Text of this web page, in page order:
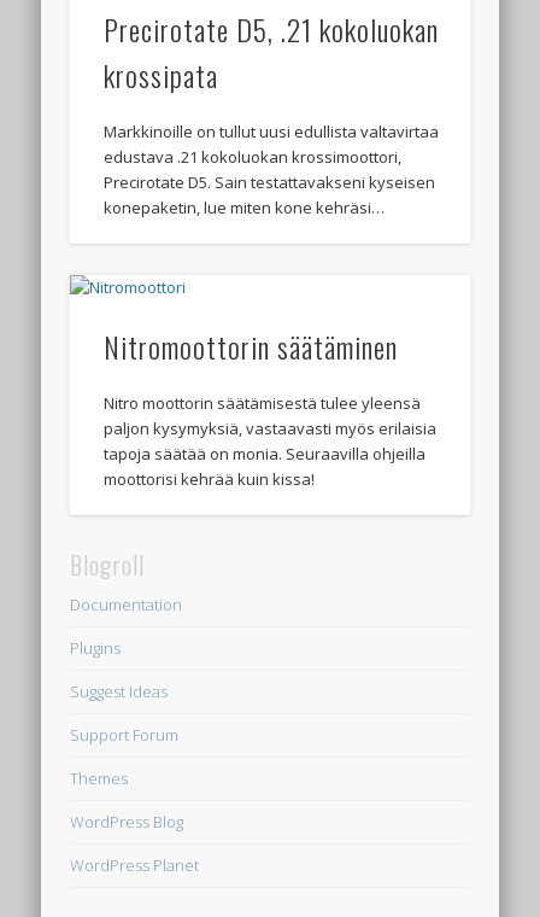
Precirotate D5, .21 kokoluokan
krossipata
Markkinoille on tullut uusi edullista valtavirtaa
edustava .21 kokoluokan krossimoottori,
Precirotate D5. Sain testattavakseni kyseisen
konepaketin, lue miten kone kehräsi…
Nitromoottorin säätäminen
Nitro moottorin säätämisestä tulee yleensä
paljon kysymyksiä, vastaavasti myös erilaisia
tapoja säätää on monia. Seuraavilla ohjeilla
moottorisi kehrää kuin kissa!
Blogroll
Documentation
Plugins
Suggest Ideas
Support Forum
Themes
WordPress Blog
WordPress Planet